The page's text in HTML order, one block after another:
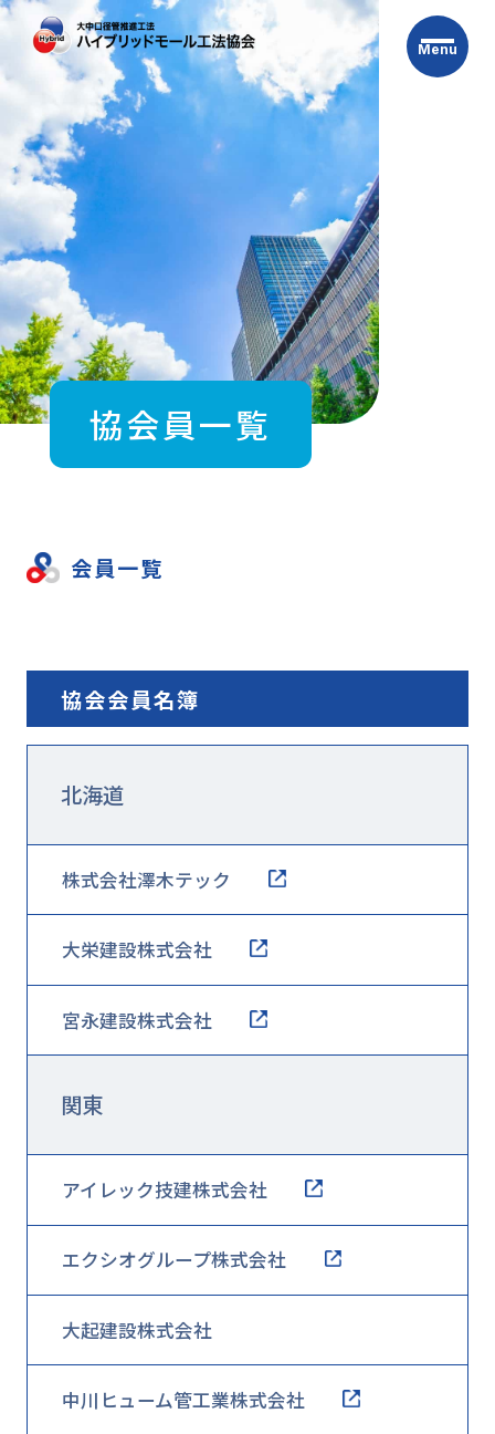
Skip
the
content
Menu
協会員一覧
会員一覧
協会会員名簿
北海道
株式会社澤木テック
大栄建設株式会社
宮永建設株式会社
関東
アイレック技建株式会社
エクシオグループ株式会社
大起建設株式会社
中川ヒューム管工業株式会社